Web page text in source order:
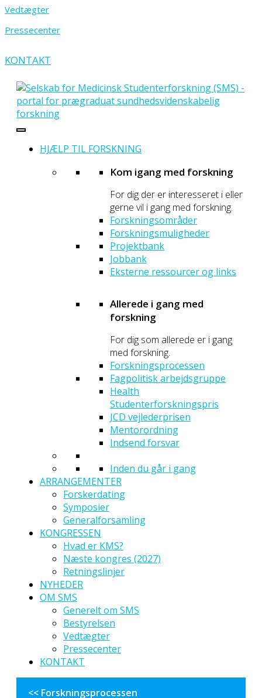
Vedtægter
Pressecenter
KONTAKT
HJÆLP TIL FORSKNING
Kom igang med forskning
For dig der er interesseret i eller
gerne vil i gang med forskning.
Forskningsområder
Forskningsmuligheder
Projektbank
Jobbank
Eksterne ressourcer og links
Allerede i gang med
forskning
For dig som allerede er i gang
med forskning.
Forskningsprocessen
Fagpolitisk arbejdsgruppe
Health
Studenterforskningspris
JCD vejlederprisen
Mentorordning
Indsend forsvar
Inden du går i gang
ARRANGEMENTER
Forskerdating
Symposier
Generalforsamling
KONGRESSEN
Hvad er KMS?
Næste kongres (2027)
Retningslinjer
NYHEDER
OM SMS
Generelt om SMS
Bestyrelsen
Vedtægter
Pressecenter
KONTAKT
<< Forskningsprocessen